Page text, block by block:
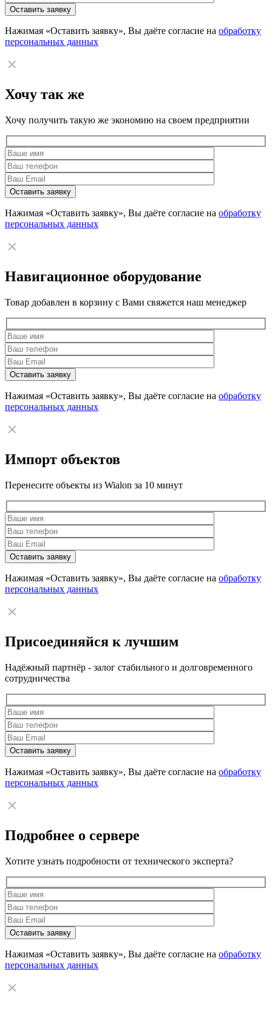
Нажимая «Оставить заявку», Вы даёте согласие на обработку
персональных данных
Хочу так же
Хочу получить такую же экономию на своем предприятии
Нажимая «Оставить заявку», Вы даёте согласие на обработку
персональных данных
Навигационное оборудование
Товар добавлен в корзину с Вами свяжется наш менеджер
Нажимая «Оставить заявку», Вы даёте согласие на обработку
персональных данных
Импорт объектов
Перенесите объекты из Wialon за 10 минут
Нажимая «Оставить заявку», Вы даёте согласие на обработку
персональных данных
Присоединяйся к лучшим
Надёжный партнёр - залог стабильного и долговременного
сотрудничества
Нажимая «Оставить заявку», Вы даёте согласие на обработку
персональных данных
Подробнее о сервере
Хотите узнать подробности от технического эксперта?
Нажимая «Оставить заявку», Вы даёте согласие на обработку
персональных данных